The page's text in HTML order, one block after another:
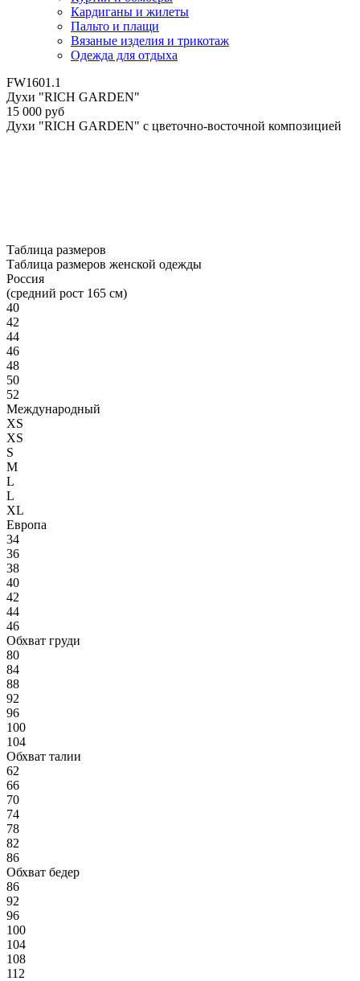
Кардиганы и жилеты
Пальто и плащи
Вязаные изделия и трикотаж
Одежда для отдыха
FW1601.1
Духи "RICH GARDEN"
15 000 руб
Духи "RICH GARDEN" с цветочно-восточной композицией
Таблица размеров
Таблица размеров женской одежды
Россия
(средний рост 165 см)
40
42
44
46
48
50
52
Международный
XS
XS
S
M
L
L
XL
Европа
34
36
38
40
42
44
46
Обхват груди
80
84
88
92
96
100
104
Обхват талии
62
66
70
74
78
82
86
Обхват бедер
86
92
96
100
104
108
112